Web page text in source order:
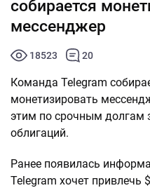
собирается
мессенджер
18523 20
Команда Telegram
монетизировать
этим по срочным долгам
облигаций.
Ранее появилась
Telegram хочет